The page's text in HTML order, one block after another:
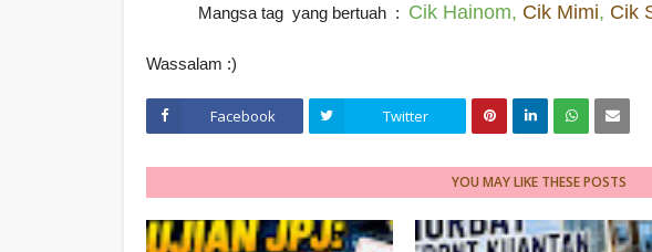
Mangsa tag yang bertuah : Cik Hainom, Cik Mimi, Cik
Wassalam :)
Facebook Twitter
YOU MAY LIKE THESE POSTS